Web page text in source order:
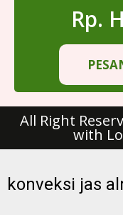
Rp.
All Right
with
konveksi jas